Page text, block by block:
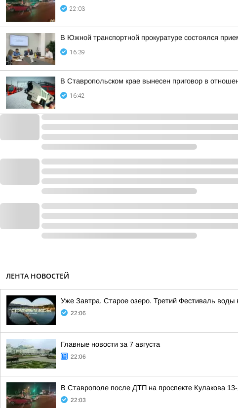
22:03
В Южной транспортной прокуратуре состоялся
16:39
В Ставропольском крае вынесен приговор в
16:42
ЛЕНТА НОВОСТЕЙ
Уже Завтра. Старое озеро. Третий Фестиваль воды
22:06
Главные новости за 7 августа
22:06
В Ставрополе после ДТП на проспекте Кулакова
22:03